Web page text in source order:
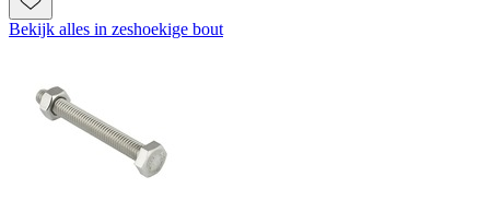
Bekijk alles in zeshoekige bout